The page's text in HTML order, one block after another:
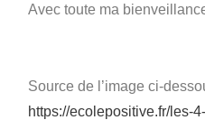
Avec toute ma
Source de l’image ci-
https://ecolepositive.fr/les-